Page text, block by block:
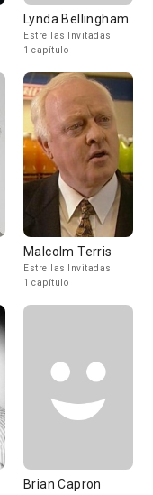
Lynda Bellingham
Estrellas Invitadas
1 capítulo
Malcolm Terris
Estrellas Invitadas
1 capítulo
Brian Capron